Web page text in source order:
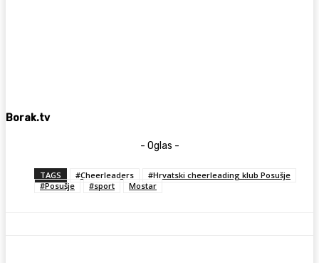
Borak.tv
- Oglas -
TAGS #Cheerleaders
#Hrvatski cheerleading klub Posušje
#Posušje
#sport Mostar